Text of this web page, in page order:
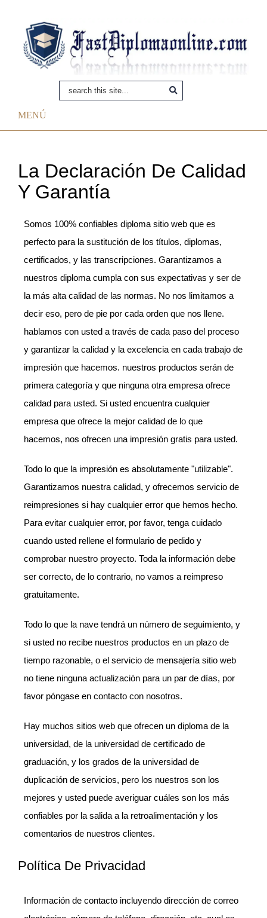
MENÚ
La Declaración De Calidad
Y Garantía
Somos 100% confiables diploma sitio web que es
perfecto para la sustitución de los títulos, diplomas,
certificados, y las transcripciones. Garantizamos a
nuestros diploma cumpla con sus expectativas y ser de
la más alta calidad de las normas. No nos limitamos a
decir eso, pero de pie por cada orden que nos llene.
hablamos con usted a través de cada paso del proceso
y garantizar la calidad y la excelencia en cada trabajo de
impresión que hacemos. nuestros productos serán de
primera categoría y que ninguna otra empresa ofrece
calidad para usted. Si usted encuentra cualquier
empresa que ofrece la mejor calidad de lo que
hacemos, nos ofrecen una impresión gratis para usted.
Todo lo que la impresión es absolutamente "utilizable".
Garantizamos nuestra calidad, y ofrecemos servicio de
reimpresiones si hay cualquier error que hemos hecho.
Para evitar cualquier error, por favor, tenga cuidado
cuando usted rellene el formulario de pedido y
comprobar nuestro proyecto. Toda la información debe
ser correcto, de lo contrario, no vamos a reimpreso
gratuitamente.
Todo lo que la nave tendrá un número de seguimiento, y
si usted no recibe nuestros productos en un plazo de
tiempo razonable, o el servicio de mensajería sitio web
no tiene ninguna actualización para un par de días, por
favor póngase en contacto con nosotros.
Hay muchos sitios web que ofrecen un diploma de la
universidad, de la universidad de certificado de
graduación, y los grados de la universidad de
duplicación de servicios, pero los nuestros son los
mejores y usted puede averiguar cuáles son los más
confiables por la salida a la retroalimentación y los
comentarios de nuestros clientes.
Política De Privacidad
Información de contacto incluyendo dirección de correo